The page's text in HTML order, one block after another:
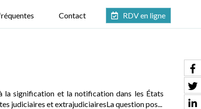
Contact RDV en ligne
la signification et la notification dans les États
judiciaires et extrajudiciairesLa question pos...